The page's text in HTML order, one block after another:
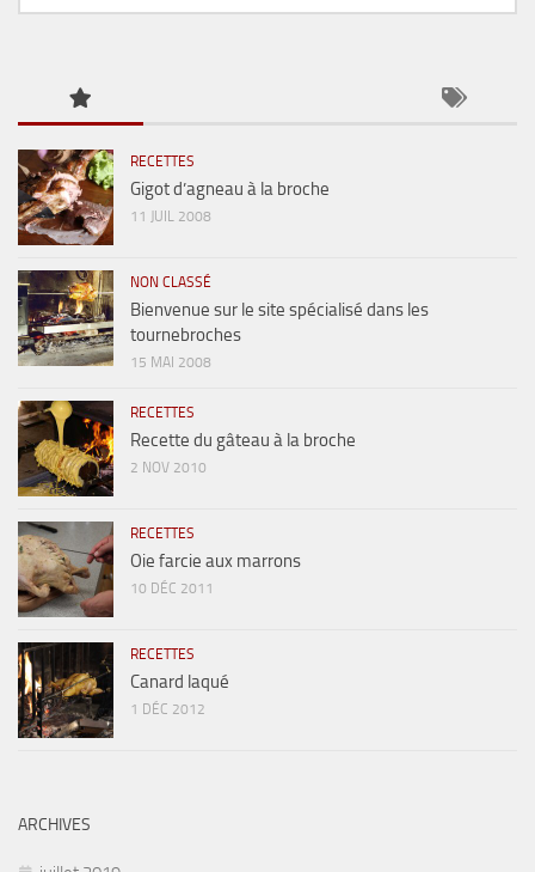
RECETTES
Gigot d’agneau à la broche
11 JUIL 2008
NON CLASSÉ
Bienvenue sur le site spécialisé dans les
tournebroches
15 MAI 2008
RECETTES
Recette du gâteau à la broche
2 NOV 2010
RECETTES
Oie farcie aux marrons
10 DÉC 2011
RECETTES
Canard laqué
1 DÉC 2012
ARCHIVES